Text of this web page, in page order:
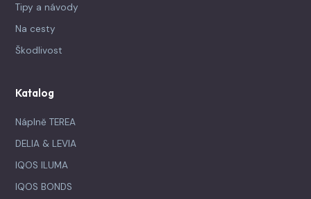
Tipy a návody
Na cesty
Škodlivost
Katalog
Náplně TEREA
DELIA & LEVIA
IQOS ILUMA
IQOS BONDS